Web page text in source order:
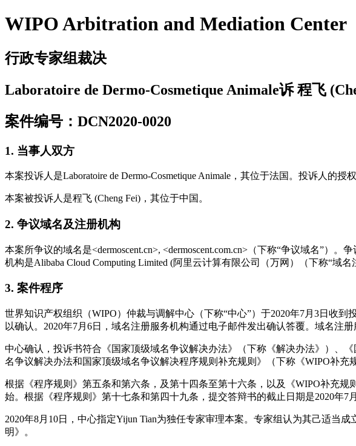
WIPO Arbitration and Mediation Center
行政专家组裁决
Laboratoire de Dermo-Cosmetique Animale诉 程飞
案件编号：DCN2020-0020
1. 当事人双方
本案投诉人是Laboratoire de Dermo-Cosmetique Animale，其位于法国。投诉人的授
本案被投诉人是程飞 (Cheng Fei)，其位于中国。
2. 争议域名及注册机构
本案所争议的域名是<dermoscent.cn>, <dermoscent.com.cn>（下称“争议域名”）
机构是Alibaba Cloud Computing Limited (阿里云计算有限公司（万网）（下称“域名
3. 案件程序
世界知识产权组织（WIPO）仲裁与调解中心（下称“中心”）于2020年7月3日收
以确认。2020年7月6日，域名注册服务机构通过电子邮件发出确认答覆。域名注
中心确认，投诉书符合《国家顶级域名争议解决办法》（下称《解决办法》）、
名争议解决办法和国家顶级域名争议解决程序规则补充规则》（下称《WIPO补充
根据《程序规则》第五条和第六条，及第十四条至第十六条，以及《WIPO补充
始。根据《程序规则》第十七条和第四十九条，提交答辩书的截止日期是2020年7
2020年8月10日，中心指定Yijun Tian为独任专家审理本案。专家组认为其己适当
明》。